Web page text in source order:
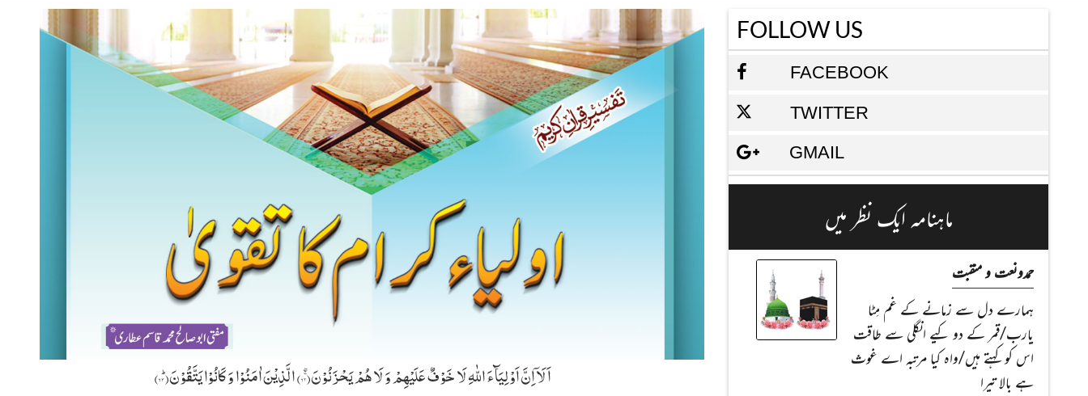
اَلَاۤ اِنَّ اَوْلِیَآءَ اللّٰهِ لَا خَوْفٌ عَلَیْهِمْ وَ لَا هُمْ یَحْزَنُوْنَۚۖ(۶۲) الَّذِیْنَ اٰمَنُوْا وَ كَانُوْا یَتَّقُوْنَؕ(۶۳)
FOLLOW US
FACEBOOK
TWITTER
GMAIL
ماہنامہ ایک نظر میں
حمدونعت و منقبت
ہمارے دل سے زمانے کے غم مِٹا
یارب/قمر کے دو کیے انگلی سے طاقت
اس کو کہتے ہیں/واہ کیا مرتبہ اے غوث
ہے بالا تیرا